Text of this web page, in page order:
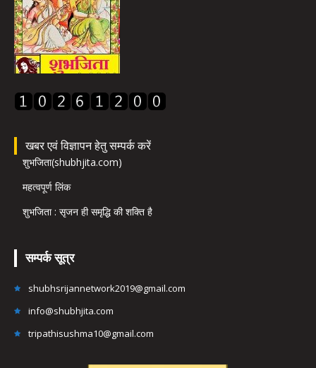
खबर एवं विज्ञापन हेतु सम्पर्क करें
शुभजिता(shubhjita.com)
महत्वपूर्ण लिंक
शुभजिता : सृजन ही समृद्धि की शक्ति है
सम्पर्क सूत्र
shubhsrijannetwork2019@gmail.com
info@shubhjita.com
tripathisushma10@gmail.com